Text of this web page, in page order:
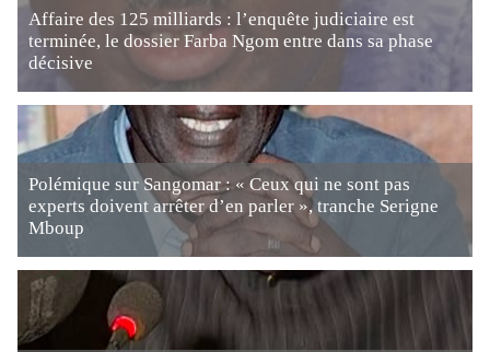
Affaire des 125 milliards : l’enquête judiciaire est
terminée, le dossier Farba Ngom entre dans sa phase
décisive
Polémique sur Sangomar : « Ceux qui ne sont pas
experts doivent arrêter d’en parler », tranche Serigne
Mboup